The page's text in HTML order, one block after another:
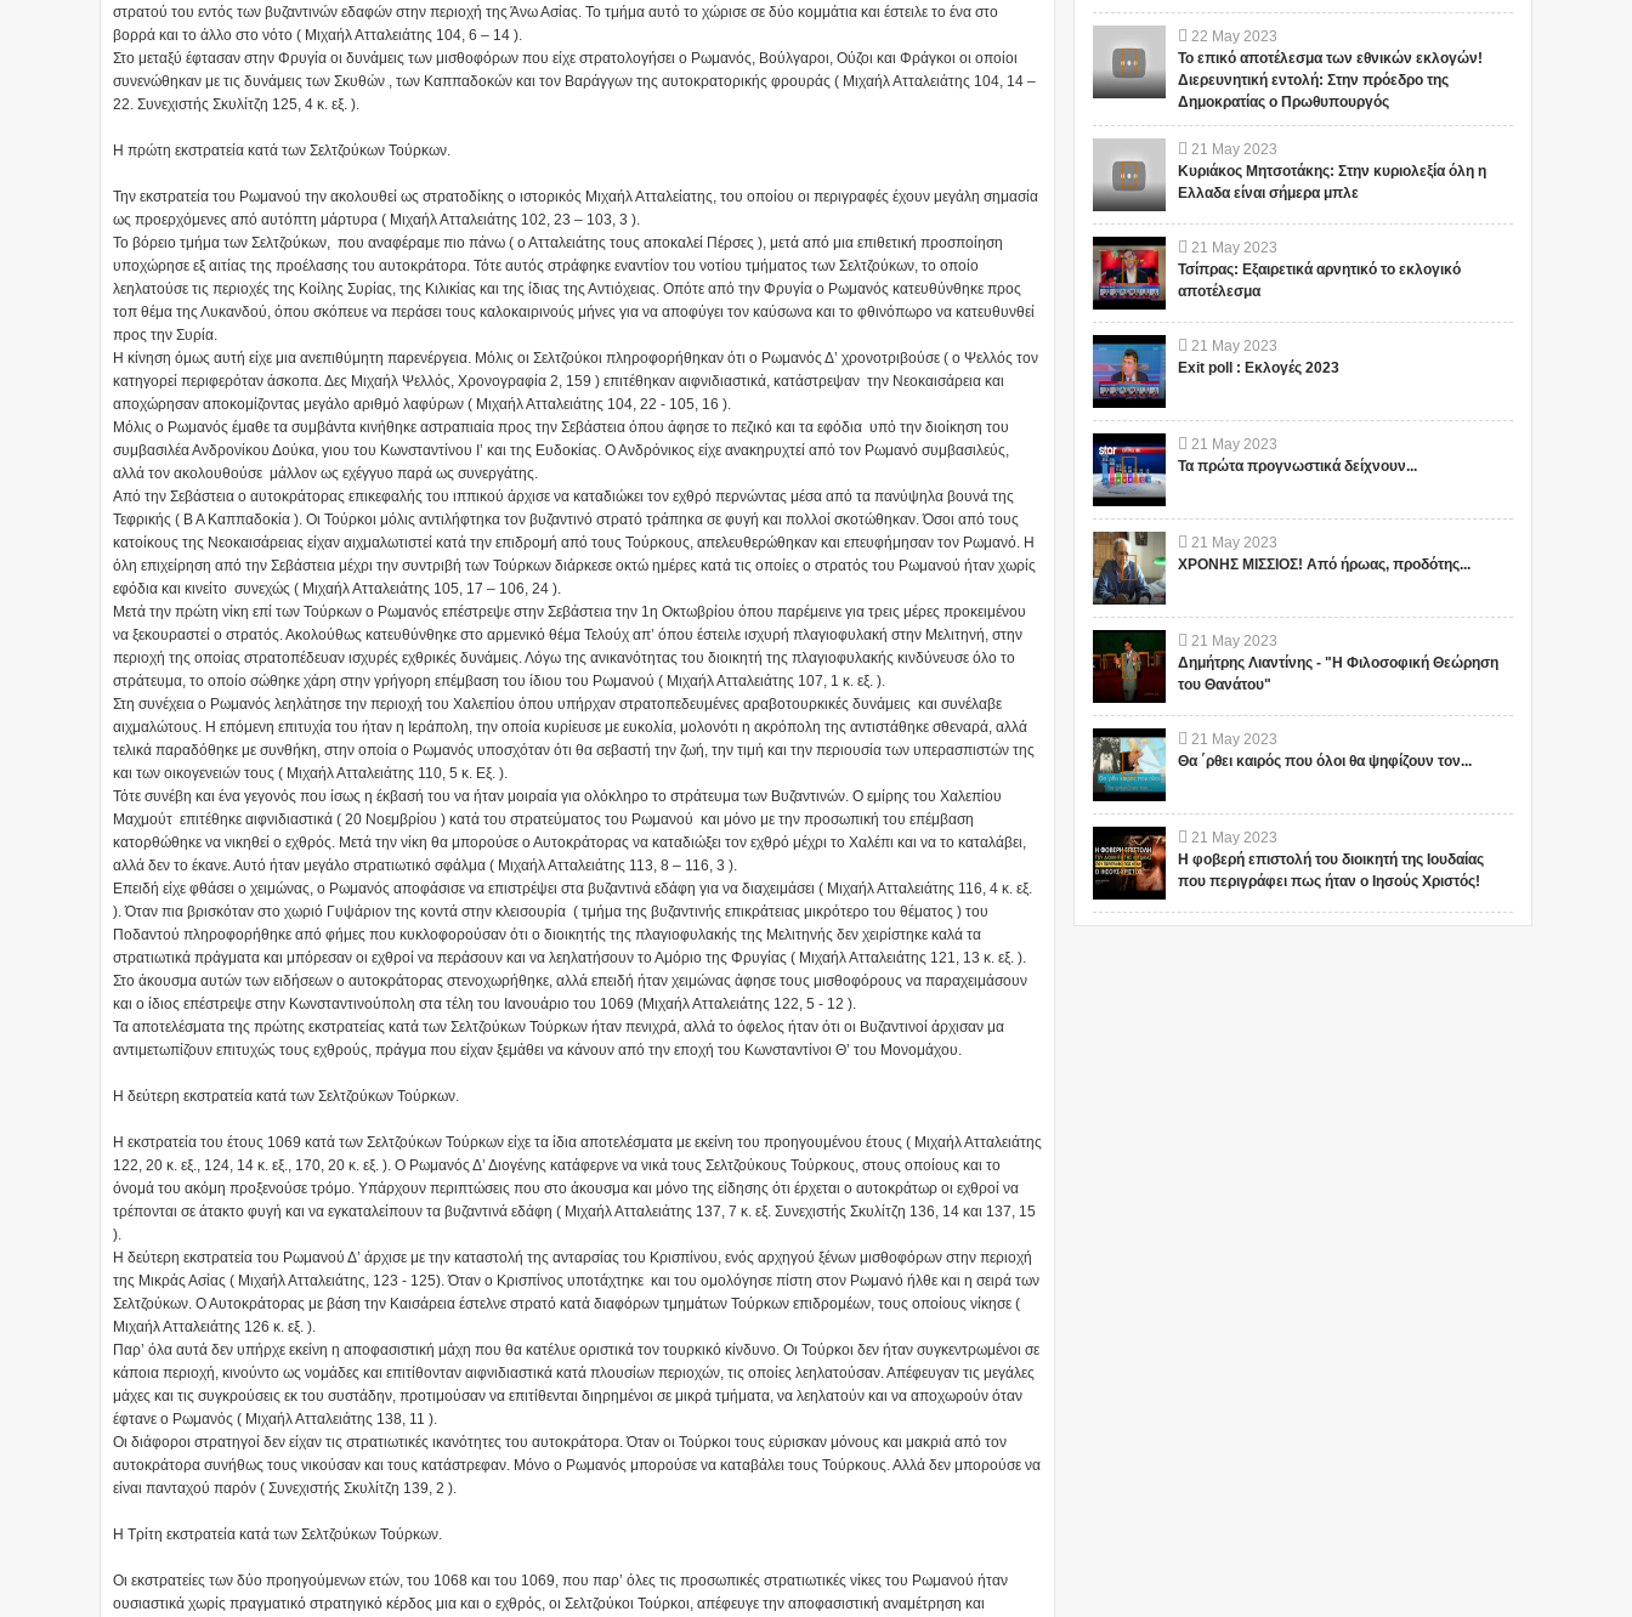
στρατού του εντός των βυζαντινών εδαφών στην περιοχή της Άνω Ασίας. Το τμήμα αυτό το χώρισε σε δύο κομμάτια και έστειλε το ένα στο
βορρά και το άλλο στο νότο ( Μιχαήλ Ατταλειάτης 104, 6 – 14 ).
Στο μεταξύ έφτασαν στην Φρυγία οι δυνάμεις των μισθοφόρων που είχε στρατολογήσει ο Ρωμανός, Βούλγαροι, Ούζοι και Φράγκοι οι οποίοι
συνενώθηκαν με τις δυνάμεις των Σκυθών , των Καππαδοκών και τον Βαράγγων της αυτοκρατορικής φρουράς ( Μιχαήλ Ατταλειάτης 104, 14 –
22. Συνεχιστής Σκυλίτζη 125, 4 κ. εξ. ).
Η πρώτη εκστρατεία κατά των Σελτζούκων Τούρκων.
Την εκστρατεία του Ρωμανού την ακολουθεί ως στρατοδίκης ο ιστορικός Μιχαήλ Ατταλείατης, του οποίου οι περιγραφές έχουν μεγάλη σημασία
ως προερχόμενες από αυτόπτη μάρτυρα ( Μιχαήλ Ατταλειάτης 102, 23 – 103, 3 ).
Το βόρειο τμήμα των Σελτζούκων, που αναφέραμε πιο πάνω ( ο Ατταλειάτης τους αποκαλεί Πέρσες ), μετά από μια επιθετική προσποίηση
υποχώρησε εξ αιτίας της προέλασης του αυτοκράτορα. Τότε αυτός στράφηκε εναντίον του νοτίου τμήματος των Σελτζούκων, το οποίο
λεηλατούσε τις περιοχές της Κοίλης Συρίας, της Κιλικίας και της ίδιας της Αντιόχειας. Οπότε από την Φρυγία ο Ρωμανός κατευθύνθηκε προς
τοπ θέμα της Λυκανδού, όπου σκόπευε να περάσει τους καλοκαιρινούς μήνες για να αποφύγει τον καύσωνα και το φθινόπωρο να κατευθυνθεί
προς την Συρία.
Η κίνηση όμως αυτή είχε μια ανεπιθύμητη παρενέργεια. Μόλις οι Σελτζούκοι πληροφορήθηκαν ότι ο Ρωμανός Δ’ χρονοτριβούσε ( ο Ψελλός τον
κατηγορεί περιφερόταν άσκοπα. Δες Μιχαήλ Ψελλός, Χρονογραφία 2, 159 ) επιτέθηκαν αιφνιδιαστικά, κατάστρεψαν την Νεοκαισάρεια και
αποχώρησαν αποκομίζοντας μεγάλο αριθμό λαφύρων ( Μιχαήλ Ατταλειάτης 104, 22 - 105, 16 ).
Μόλις ο Ρωμανός έμαθε τα συμβάντα κινήθηκε αστραπιαία προς την Σεβάστεια όπου άφησε το πεζικό και τα εφόδια υπό την διοίκηση του
συμβασιλέα Ανδρονίκου Δούκα, γιου του Κωνσταντίνου Ι’ και της Ευδοκίας. Ο Ανδρόνικος είχε ανακηρυχτεί από τον Ρωμανό συμβασιλεύς,
αλλά τον ακολουθούσε μάλλον ως εχέγγυο παρά ως συνεργάτης.
Από την Σεβάστεια ο αυτοκράτορας επικεφαλής του ιππικού άρχισε να καταδιώκει τον εχθρό περνώντας μέσα από τα πανύψηλα βουνά της
Τεφρικής ( Β Α Καππαδοκία ). Οι Τούρκοι μόλις αντιλήφτηκα τον βυζαντινό στρατό τράπηκα σε φυγή και πολλοί σκοτώθηκαν. Όσοι από τους
κατοίκους της Νεοκαισάρειας είχαν αιχμαλωτιστεί κατά την επιδρομή από τους Τούρκους, απελευθερώθηκαν και επευφήμησαν τον Ρωμανό. Η
όλη επιχείρηση από την Σεβάστεια μέχρι την συντριβή των Τούρκων διάρκεσε οκτώ ημέρες κατά τις οποίες ο στρατός του Ρωμανού ήταν χωρίς
εφόδια και κινείτο συνεχώς ( Μιχαήλ Ατταλειάτης 105, 17 – 106, 24 ).
Μετά την πρώτη νίκη επί των Τούρκων ο Ρωμανός επέστρεψε στην Σεβάστεια την 1η Οκτωβρίου όπου παρέμεινε για τρεις μέρες προκειμένου
να ξεκουραστεί ο στρατός. Ακολούθως κατευθύνθηκε στο αρμενικό θέμα Τελούχ απ’ όπου έστειλε ισχυρή πλαγιοφυλακή στην Μελιτηνή, στην
περιοχή της οποίας στρατοπέδευαν ισχυρές εχθρικές δυνάμεις. Λόγω της ανικανότητας του διοικητή της πλαγιοφυλακής κινδύνευσε όλο το
στράτευμα, το οποίο σώθηκε χάρη στην γρήγορη επέμβαση του ίδιου του Ρωμανού ( Μιχαήλ Ατταλειάτης 107, 1 κ. εξ. ).
Στη συνέχεια ο Ρωμανός λεηλάτησε την περιοχή του Χαλεπίου όπου υπήρχαν στρατοπεδευμένες αραβοτουρκικές δυνάμεις και συνέλαβε
αιχμαλώτους. Η επόμενη επιτυχία του ήταν η Ιεράπολη, την οποία κυρίευσε με ευκολία, μολονότι η ακρόπολη της αντιστάθηκε σθεναρά, αλλά
τελικά παραδόθηκε με συνθήκη, στην οποία ο Ρωμανός υποσχόταν ότι θα σεβαστή την ζωή, την τιμή και την περιουσία των υπερασπιστών της
και των οικογενειών τους ( Μιχαήλ Ατταλειάτης 110, 5 κ. Εξ. ).
Τότε συνέβη και ένα γεγονός που ίσως η έκβασή του να ήταν μοιραία για ολόκληρο το στράτευμα των Βυζαντινών. Ο εμίρης του Χαλεπίου
Μαχμούτ επιτέθηκε αιφνιδιαστικά ( 20 Νοεμβρίου ) κατά του στρατεύματος του Ρωμανού και μόνο με την προσωπική του επέμβαση
κατορθώθηκε να νικηθεί ο εχθρός. Μετά την νίκη θα μπορούσε ο Αυτοκράτορας να καταδιώξει τον εχθρό μέχρι το Χαλέπι και να το καταλάβει,
αλλά δεν το έκανε. Αυτό ήταν μεγάλο στρατιωτικό σφάλμα ( Μιχαήλ Ατταλειάτης 113, 8 – 116, 3 ).
Επειδή είχε φθάσει ο χειμώνας, ο Ρωμανός αποφάσισε να επιστρέψει στα βυζαντινά εδάφη για να διαχειμάσει ( Μιχαήλ Ατταλειάτης 116, 4 κ. εξ.
). Όταν πια βρισκόταν στο χωριό Γυψάριον της κοντά στην κλεισουρία ( τμήμα της βυζαντινής επικράτειας μικρότερο του θέματος ) του
Ποδαντού πληροφορήθηκε από φήμες που κυκλοφορούσαν ότι ο διοικητής της πλαγιοφυλακής της Μελιτηνής δεν χειρίστηκε καλά τα
στρατιωτικά πράγματα και μπόρεσαν οι εχθροί να περάσουν και να λεηλατήσουν το Αμόριο της Φρυγίας ( Μιχαήλ Ατταλειάτης 121, 13 κ. εξ. ).
Στο άκουσμα αυτών των ειδήσεων ο αυτοκράτορας στενοχωρήθηκε, αλλά επειδή ήταν χειμώνας άφησε τους μισθοφόρους να παραχειμάσουν
και ο ίδιος επέστρεψε στην Κωνσταντινούπολη στα τέλη του Ιανουάριο του 1069 (Μιχαήλ Ατταλειάτης 122, 5 - 12 ).
Τα αποτελέσματα της πρώτης εκστρατείας κατά των Σελτζούκων Τούρκων ήταν πενιχρά, αλλά το όφελος ήταν ότι οι Βυζαντινοί άρχισαν μα
αντιμετωπίζουν επιτυχώς τους εχθρούς, πράγμα που είχαν ξεμάθει να κάνουν από την εποχή του Κωνσταντίνοι Θ’ του Μονομάχου.
Η δεύτερη εκστρατεία κατά των Σελτζούκων Τούρκων.
Η εκστρατεία του έτους 1069 κατά των Σελτζούκων Τούρκων είχε τα ίδια αποτελέσματα με εκείνη του προηγουμένου έτους ( Μιχαήλ Ατταλειάτης
122, 20 κ. εξ., 124, 14 κ. εξ., 170, 20 κ. εξ. ). Ο Ρωμανός Δ’ Διογένης κατάφερνε να νικά τους Σελτζούκους Τούρκους, στους οποίους και το
όνομά του ακόμη προξενούσε τρόμο. Υπάρχουν περιπτώσεις που στο άκουσμα και μόνο της είδησης ότι έρχεται ο αυτοκράτωρ οι εχθροί να
τρέπονται σε άτακτο φυγή και να εγκαταλείπουν τα βυζαντινά εδάφη ( Μιχαήλ Ατταλειάτης 137, 7 κ. εξ. Συνεχιστής Σκυλίτζη 136, 14 και 137, 15
).
Η δεύτερη εκστρατεία του Ρωμανού Δ’ άρχισε με την καταστολή της ανταρσίας του Κρισπίνου, ενός αρχηγού ξένων μισθοφόρων στην περιοχή
της Μικράς Ασίας ( Μιχαήλ Ατταλειάτης, 123 - 125). Όταν ο Κρισπίνος υποτάχτηκε και του ομολόγησε πίστη στον Ρωμανό ήλθε και η σειρά των
Σελτζούκων. Ο Αυτοκράτορας με βάση την Καισάρεια έστελνε στρατό κατά διαφόρων τμημάτων Τούρκων επιδρομέων, τους οποίους νίκησε (
Μιχαήλ Ατταλειάτης 126 κ. εξ. ).
Παρ’ όλα αυτά δεν υπήρχε εκείνη η αποφασιστική μάχη που θα κατέλυε οριστικά τον τουρκικό κίνδυνο. Οι Τούρκοι δεν ήταν συγκεντρωμένοι σε
κάποια περιοχή, κινούντο ως νομάδες και επιτίθονταν αιφνιδιαστικά κατά πλουσίων περιοχών, τις οποίες λεηλατούσαν. Απέφευγαν τις μεγάλες
μάχες και τις συγκρούσεις εκ του συστάδην, προτιμούσαν να επιτίθενται διηρημένοι σε μικρά τμήματα, να λεηλατούν και να αποχωρούν όταν
έφτανε ο Ρωμανός ( Μιχαήλ Ατταλειάτης 138, 11 ).
Οι διάφοροι στρατηγοί δεν είχαν τις στρατιωτικές ικανότητες του αυτοκράτορα. Όταν οι Τούρκοι τους εύρισκαν μόνους και μακριά από τον
αυτοκράτορα συνήθως τους νικούσαν και τους κατάστρεφαν. Μόνο ο Ρωμανός μπορούσε να καταβάλει τους Τούρκους. Αλλά δεν μπορούσε να
είναι πανταχού παρόν ( Συνεχιστής Σκυλίτζη 139, 2 ).
Η Τρίτη εκστρατεία κατά των Σελτζούκων Τούρκων.
Οι εκστρατείες των δύο προηγούμενων ετών, του 1068 και του 1069, που παρ’ όλες τις προσωπικές στρατιωτικές νίκες του Ρωμανού ήταν
ουσιαστικά χωρίς πραγματικό στρατηγικό κέρδος μια και ο εχθρός, οι Σελτζούκοι Τούρκοι, απέφευγε την αποφασιστική αναμέτρηση και
22 May 2023
Το επικό αποτέλεσμα των εθνικών εκλογών!
Διερευνητική εντολή: Στην πρόεδρο της
Δημοκρατίας ο Πρωθυπουργός
21 May 2023
Κυριάκος Μητσοτάκης: Στην κυριολεξία όλη η
Ελλαδα είναι σήμερα μπλε
21 May 2023
Τσίπρας: Εξαιρετικά αρνητικό το εκλογικό
αποτέλεσμα
21 May 2023
Exit poll : Εκλογές 2023
21 May 2023
Τα πρώτα προγνωστικά δείχνουν...
21 May 2023
ΧΡΟΝΗΣ ΜΙΣΣΙΟΣ! Από ήρωας, προδότης...
21 May 2023
Δημήτρης Λιαντίνης - "Η Φιλοσοφική Θεώρηση
του Θανάτου"
21 May 2023
Θα ΄ρθει καιρός που όλοι θα ψηφίζουν τον...
21 May 2023
Η φοβερή επιστολή του διοικητή της Ιουδαίας
που περιγράφει πως ήταν ο Ιησούς Χριστός!